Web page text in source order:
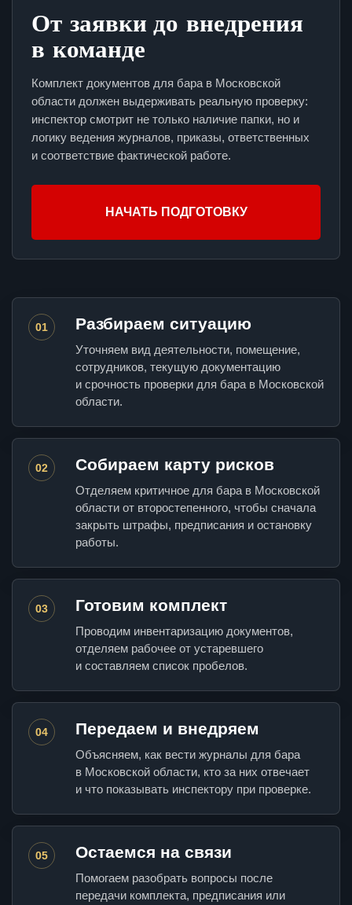
От заявки до внедрения
в команде
Комплект документов для бара в Московской
области должен выдерживать реальную проверку:
инспектор смотрит не только наличие папки, но и
логику ведения журналов, приказы, ответственных
и соответствие фактической работе.
НАЧАТЬ ПОДГОТОВКУ
01 Разбираем ситуацию
Уточняем вид деятельности, помещение,
сотрудников, текущую документацию
и срочность проверки для бара в Московской
области.
02 Собираем карту рисков
Отделяем критичное для бара в Московской
области от второстепенного, чтобы сначала
закрыть штрафы, предписания и остановку
работы.
03 Готовим комплект
Проводим инвентаризацию документов,
отделяем рабочее от устаревшего
и составляем список пробелов.
04 Передаем и внедряем
Объясняем, как вести журналы для бара
в Московской области, кто за них отвечает
и что показывать инспектору при проверке.
05 Остаемся на связи
Помогаем разобрать вопросы после
передачи комплекта, предписания или